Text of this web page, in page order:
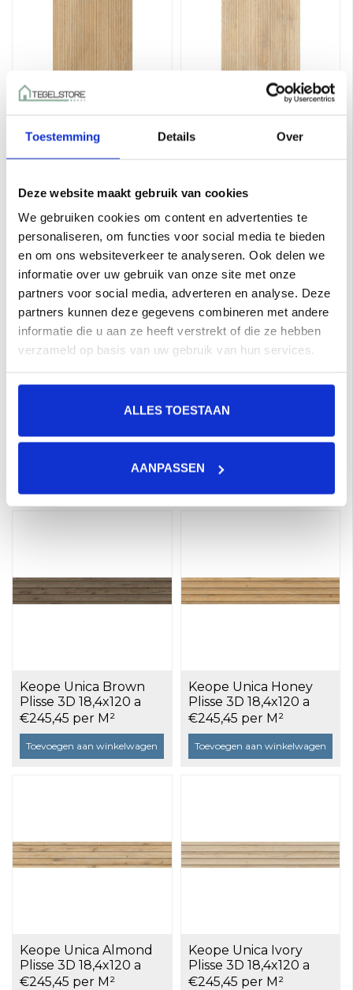
Toestemming Details Over
Deze website maakt gebruik van cookies
We gebruiken cookies om content en advertenties te
personaliseren, om functies voor social media te bieden
en om ons websiteverkeer te analyseren. Ook delen we
informatie over uw gebruik van onze site met onze
partners voor social media, adverteren en analyse. Deze
partners kunnen deze gegevens combineren met andere
informatie die u aan ze heeft verstrekt of die ze hebben
verzameld op basis van uw gebruik van hun services.
ALLES TOESTAAN
AANPASSEN
Keope Unica Honey
m²
€46,50 per M²
Toevoegen aan winkelwagen
m²
€46,50 per M²
Toevoegen aan winkelwagen
Flute 3D 60x120 a 1,44
Flute 3D 60x120 a 1,44
Keope Unica Brown
Plisse 3D 18,4x120 a
0,66 m²
€245,45 per M²
Toevoegen aan winkelwagen
Keope Unica Honey
Plisse 3D 18,4x120 a
0,66 m²
€245,45 per M²
Toevoegen aan winkelwagen
Keope Unica Almond
Plisse 3D 18,4x120 a
0,66 m²
€245,45 per M²
Keope Unica Ivory
Plisse 3D 18,4x120 a
0,66 m²
€245,45 per M²